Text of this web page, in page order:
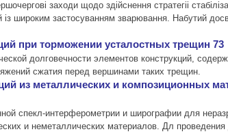
заходи щодо здiйснення стратегii
широким застосуванням зварювання. Набутий
при торможении усталостных трещин 73
долговечности элементов конструкций,
сжатия перед вершинами таких трещин.
металлических и композиционных
спекл-интерферометрии и ширографии для
и неметаллических материалов. Дл проведения